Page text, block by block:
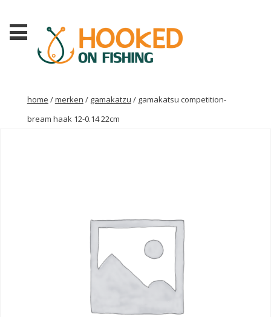
home /merken / gamakatzu / gamakatsu competition-
bream haak 12-0.14 22cm